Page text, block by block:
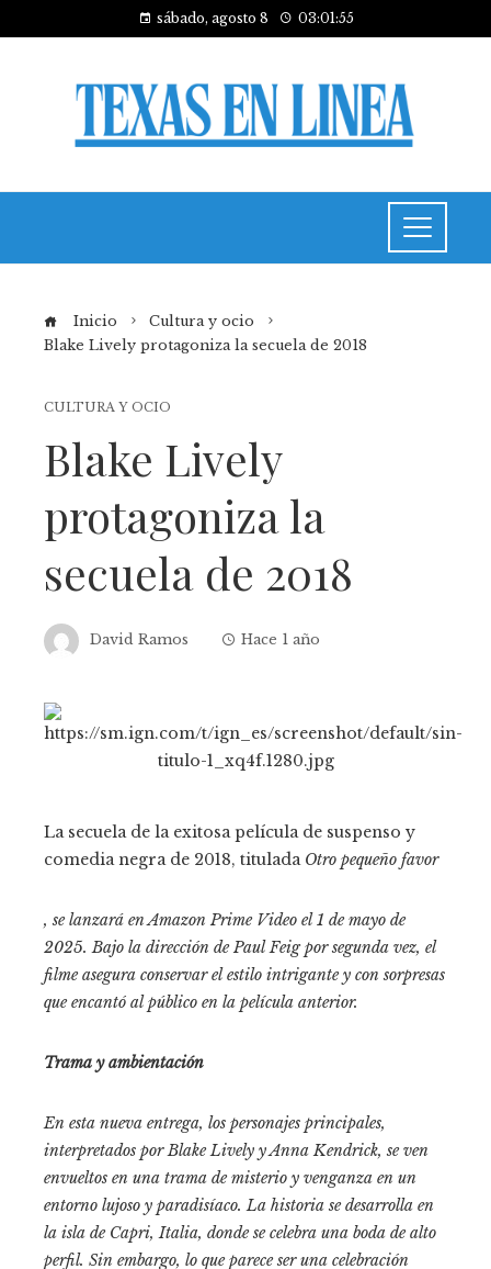
sábado, agosto 8 03:01:55
Inicio
Cultura y ocio
Blake Lively protagoniza la secuela de 2018
CULTURA Y OCIO
Blake Lively
protagoniza la
secuela de 2018
David Ramos Hace 1 año
La secuela de la exitosa película de suspenso y
comedia negra de 2018, titulada Otro pequeño favor
, se lanzará en Amazon Prime Video el 1 de mayo de
2025. Bajo la dirección de Paul Feig por segunda vez, el
filme asegura conservar el estilo intrigante y con sorpresas
que encantó al público en la película anterior.
Trama y ambientación
En esta nueva entrega, los personajes principales,
interpretados por Blake Lively y Anna Kendrick, se ven
envueltos en una trama de misterio y venganza en un
entorno lujoso y paradisíaco. La historia se desarrolla en
la isla de Capri, Italia, donde se celebra una boda de alto
perfil. Sin embargo, lo que parece ser una celebración